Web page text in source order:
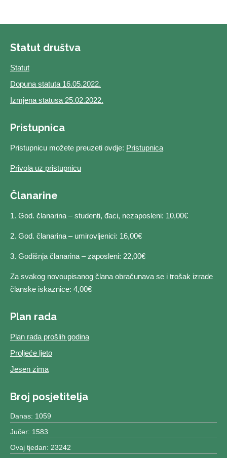
Statut društva
Statut
Dopuna statuta 16.05.2022.
Izmjena statusa 25.02.2022.
Pristupnica
Pristupnicu možete preuzeti ovdje: Pristupnica
Privola uz pristupnicu
Članarine
1. God. članarina – studenti, đaci, nezaposleni: 10,00€
2. God. članarina – umirovljenici: 16,00€
3. Godišnja članarina – zaposleni: 22,00€
Za svakog novoupisanog člana obračunava se i trošak izrade
članske iskaznice: 4,00€
Plan rada
Plan rada prošlih godina
Proljeće ljeto
Jesen zima
Broj posjetitelja
Danas: 1059
Jučer: 1583
Ovaj tjedan: 23242